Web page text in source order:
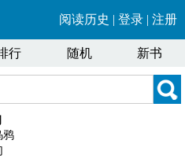
阅读历史 | 登录 | 注册
行 随机 新书
鸦